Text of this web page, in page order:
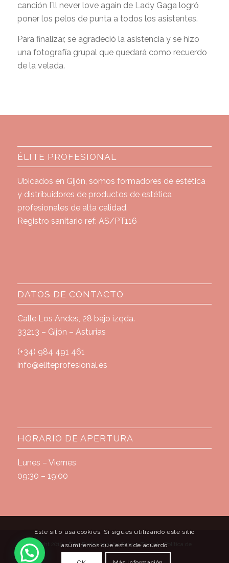
canción I´ll never love again de Lady Gaga logró
poner los pelos de punta a todos los asistentes.
Para finalizar, se agradeció la asistencia y se hizo
una fotografía grupal que quedará como recuerdo
de la velada.
ÉLITE PROFESIONAL
Ubicados en Gijón, somos formadores de estética
y distribuidores de productos de estética
profesionales de alta calidad.
Registro sanitario ref: AS/PT116
DATOS DE CONTACTO
Calle Los Andes, 28 bajo izqda.
33213 – Gijón – Asturias
(+34) 984 491 461
info@eliteprofesional.es
HORARIO DE APERTURA
Lunes – Viernes
09:30 – 19:00
© Copyright 2019 - Élite Profesional by Soraya Zoncal -Política de
privacidad
Este sitio usa cookies. Si sigues utilizando este sitio
asumiremos que estás de acuerdo